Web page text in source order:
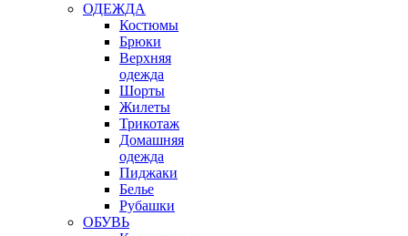
ОДЕЖДА
Костюмы
Брюки
Верхняя
одежда
Шорты
Жилеты
Трикотаж
Домашняя
одежда
Пиджаки
Белье
Рубашки
ОБУВЬ